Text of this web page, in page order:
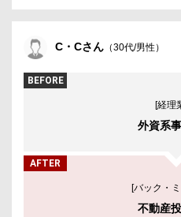
C・Cさん （30代/男性）
BEFORE
[経理
外資系
AFTER
[バック・
不動産